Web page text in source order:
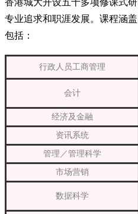
专业追求和职涯发展。课程涵
包括：
行政人员工商管理
会计
经济及金融
资讯系统
管理／管理科学
市场营销
数据科学